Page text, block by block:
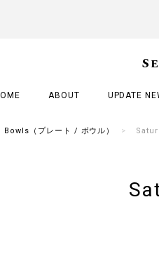
ABOUT UPDATE
（プレート / ボウル）